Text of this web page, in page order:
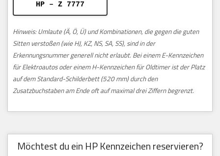
HP – Z 7777
Hinweis: Umlaute (Ä, Ö, Ü) und Kombinationen, die gegen die guten
Sitten verstoßen (wie HJ, KZ, NS, SA, SS), sind in der
Erkennungsnummer generell nicht erlaubt. Bei einem E-Kennzeichen
für Elektroautos oder einem H-Kennzeichen für Oldtimer ist der Platz
auf dem Standard-Schilderbett (520 mm) durch den
Zusatzbuchstaben am Ende oft auf maximal drei Ziffern begrenzt.
Möchtest du ein HP Kennzeichen reservieren?